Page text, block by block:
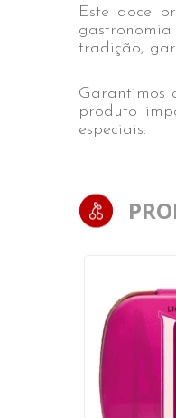
Este doce
tradição,
Garantimos
produto
especiais.